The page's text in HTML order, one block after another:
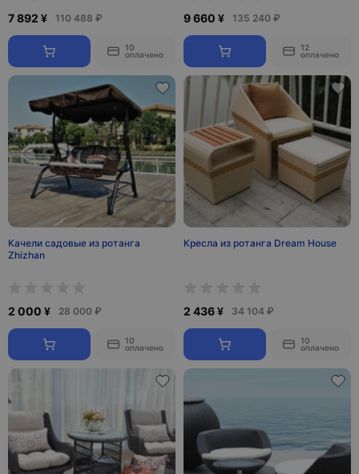
7 892 ¥ 110 488 ₽
10
оплачено
9 660 ¥ 135 240 ₽
12
оплачено
Качели садовые из ротанга
Zhizhan
2 000 ¥ 28 000 ₽
10
оплачено
Кресла из ротанга Dream House
2 436 ¥ 34 104 ₽
10
оплачено